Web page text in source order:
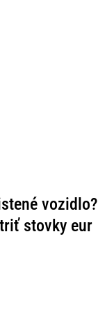
vozidlo?
stovky eur